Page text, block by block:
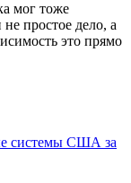
мог тоже
простое дело, а
это прямо
системы США за